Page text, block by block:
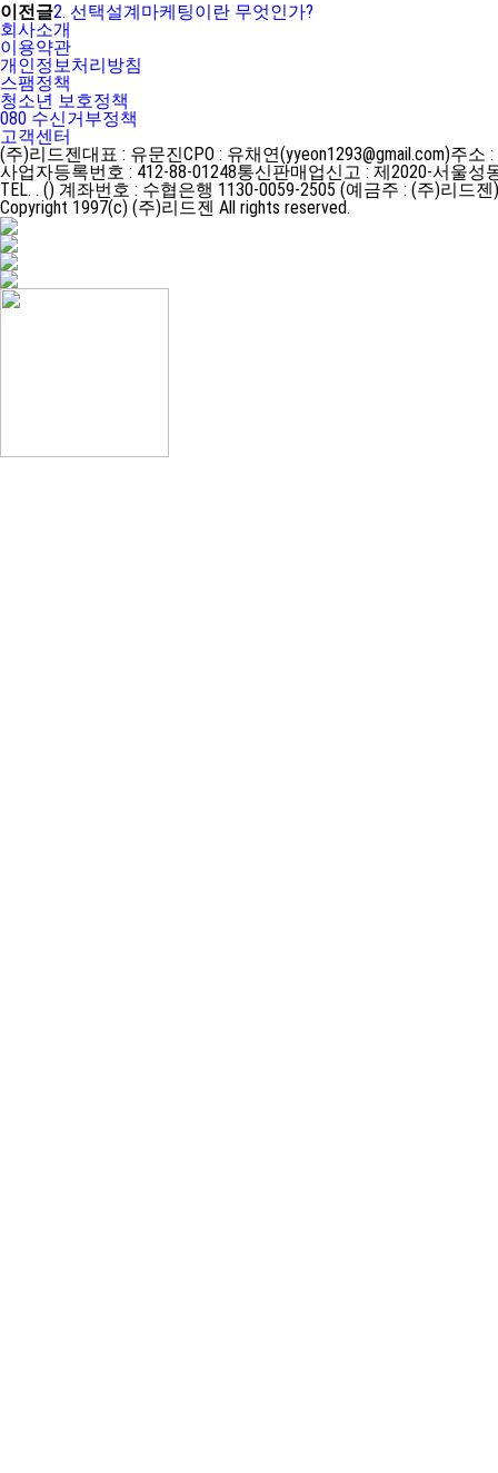
이전글2. 선택설계마케팅이란 무엇인가?
회사소개
이용약관
개인정보처리방침
스팸정책
청소년 보호정책
080 수신거부정책
고객센터
(주)리드젠대표 : 유문진CPO : 유채연(yyeon1293@gmail.com)주소
사업자등록번호 : 412-88-01248통신판매업신고 : 제2020-서울성
TEL. . () 계좌번호 : 수협은행 1130-0059-2505 (예금주 : (주)리드젠)
Copyright 1997(c) (주)리드젠 All rights reserved.